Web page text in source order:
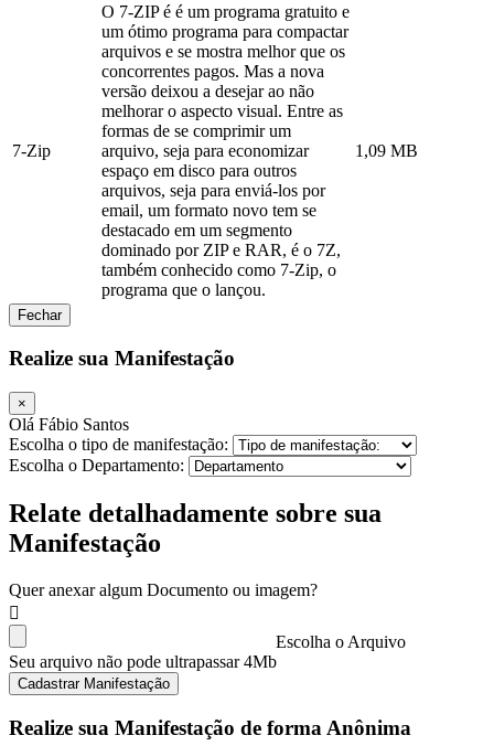
7-Zip
O 7-ZIP é é um programa gratuito e
um ótimo programa para compactar
arquivos e se mostra melhor que os
concorrentes pagos. Mas a nova
versão deixou a desejar ao não
melhorar o aspecto visual. Entre as
formas de se comprimir um
arquivo, seja para economizar
espaço em disco para outros
arquivos, seja para enviá-los por
email, um formato novo tem se
destacado em um segmento
dominado por ZIP e RAR, é o 7Z,
também conhecido como 7-Zip, o
programa que o lançou.
1,09 MB
Fechar
Realize sua Manifestação
×
Olá Fábio Santos
Escolha o tipo de manifestação:
Escolha o Departamento:
Relate detalhadamente sobre sua
Manifestação
Quer anexar algum Documento ou imagem?
Escolha o Arquivo
Seu arquivo não pode ultrapassar 4Mb
Cadastrar Manifestação
Realize sua Manifestação de forma Anônima